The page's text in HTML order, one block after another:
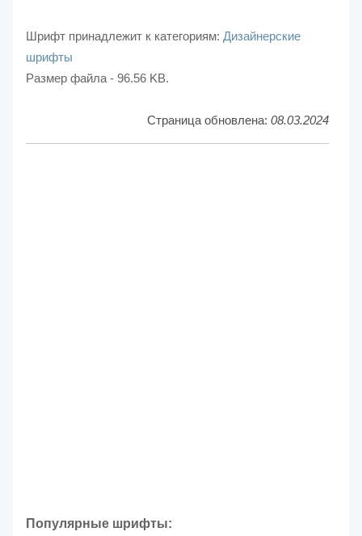
Шрифт принадлежит к категориям: Дизайнерские
шрифты
Размер файла - 96.56 KB.
Страница обновлена: 08.03.2024
Популярные шрифты: